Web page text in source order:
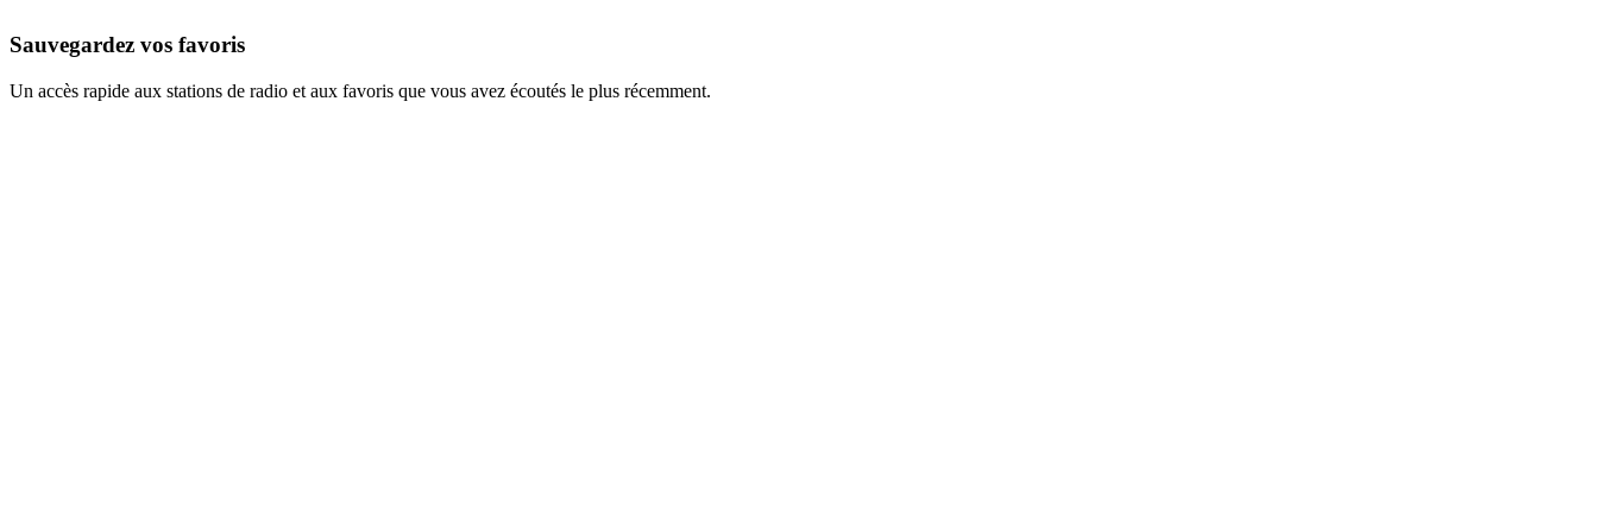
Sauvegardez vos favoris
Un accès rapide aux stations de radio et aux favoris que vous avez écoutés le plus récemment.